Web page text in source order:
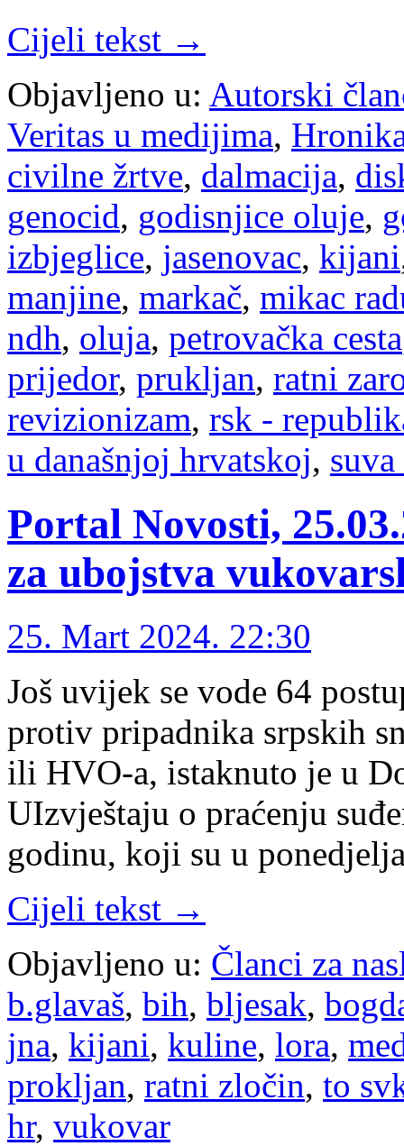
Cijeli tekst →
Objavljeno u: Autorski
Veritas u medijima,
civilne žrtve, dalmacija,
genocid, godisnjice oluje,
izbjeglice, jasenovac, kijani
manjine, markač, mikac
ndh, oluja, petrovačka cesta
prijedor, prukljan, ratni
revizionizam, rsk -
u današnjoj hrvatskoj,
Portal Novosti,
za ubojstva
25. Mart 2024. 22:30
Još uvijek se vode 64
protiv pripadnika srpskih
ili HVO-a, istaknuto je u
UIzvještaju o praćenju
godinu, koji su u
Cijeli tekst →
Objavljeno u: Članci za
b.glavaš, bih, bljesak,
jna, kijani, kuline, lora,
prokljan, ratni zločin, to
hr, vukovar